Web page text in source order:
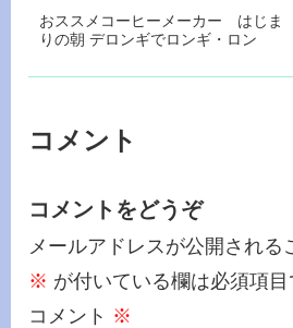
おススメコーヒーメーカー はじま
りの朝 デロンギでロンギ・ロン
コメント
コメントをどうぞ
メールアドレスが公開される
※ が付いている欄は必須項目
コメント ※